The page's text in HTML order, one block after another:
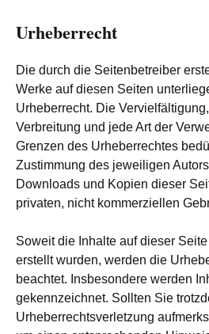
Urheberrecht
Die durch die Seitenbetreiber
Werke auf diesen Seiten
Urheberrecht. Die
Verbreitung und jede Art der
Grenzen des Urheberrechtes
Zustimmung des jeweiligen
Downloads und Kopien dieser
privaten, nicht kommerziellen
Soweit die Inhalte auf dieser
erstellt wurden, werden die
beachtet. Insbesondere werden
gekennzeichnet. Sollten Sie
Urheberrechtsverletzung